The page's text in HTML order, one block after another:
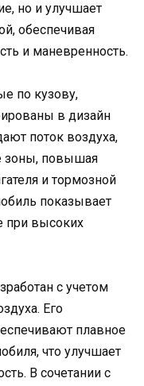
но и улучшает
обеспечивая
и маневренность.
по кузову,
в дизайн
поток воздуха,
зоны, повышая
и тормозной
показывает
при высоких
с учетом
Его
плавное
что улучшает
В сочетании с